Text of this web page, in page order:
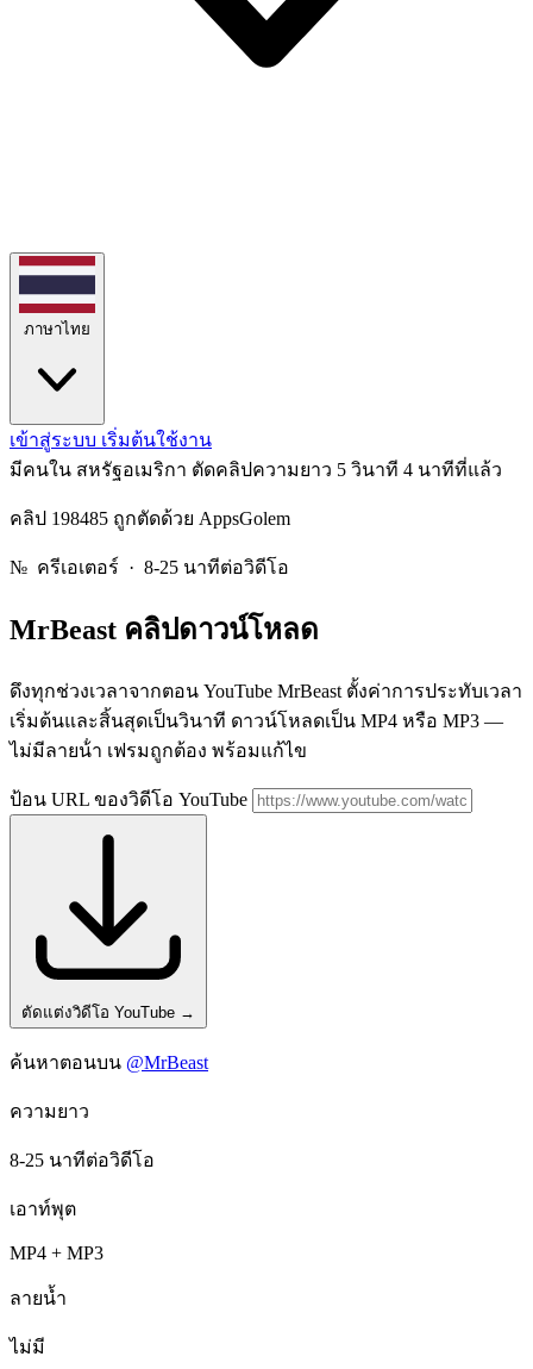
ภาษาไทย
เข้าสู่ระบบ เริ่มต้นใช้งาน
มีคนใน สหรัฐอเมริกา ตัดคลิปความยาว 5 วินาที 4 นาทีที่แล้ว
คลิป 198485 ถูกตัดด้วย AppsGolem
№ ครีเอเตอร์ · 8-25 นาทีต่อวิดีโอ
MrBeast คลิปดาวน์โหลด
ดึงทุกช่วงเวลาจากตอน YouTube MrBeast ตั้งค่าการประทับเวลา
เริ่มต้นและสิ้นสุดเป็นวินาที ดาวน์โหลดเป็น MP4 หรือ MP3 —
ไม่มีลายน้ํา เฟรมถูกต้อง พร้อมแก้ไข
ป้อน URL ของวิดีโอ YouTube
ตัดแต่งวิดีโอ YouTube →
ค้นหาตอนบน @MrBeast
ความยาว
8-25 นาทีต่อวิดีโอ
เอาท์พุต
MP4 + MP3
ลายน้ำ
ไม่มี